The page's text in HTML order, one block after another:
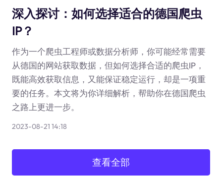
深入探讨：如何选择适合的德国爬虫
IP？
作为一个爬虫工程师或数据分析师，你可能经常需要
从德国的网站获取数据，但如何选择合适的爬虫IP，
既能高效获取信息，又能保证稳定运行，却是一项重
要的任务。本文将为你详细解析，帮助你在德国爬虫
之路上更进一步。
2023-08-21 14:18
查看全部